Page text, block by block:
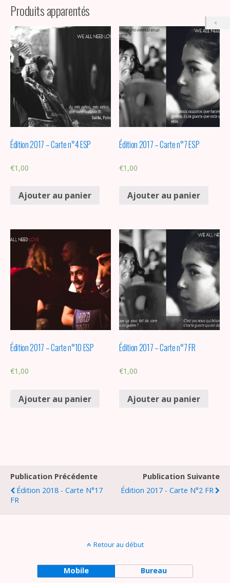
Produits apparentés
Édition 2017 – Carte n°4 ESP
€1,00
Ajouter au panier
Édition 2017 – Carte n°7 ESP
€1,00
Ajouter au panier
Édition 2017 – Carte n°10 ESP
€1,00
Ajouter au panier
Édition 2017 – Carte n°7 FR
€1,00
Ajouter au panier
Publication Précédente
Édition 2018 - Carte N°17
FR
Publication Suivante
Édition 2017 - Carte N°2 FR
Retour au début
Mobile Bureau